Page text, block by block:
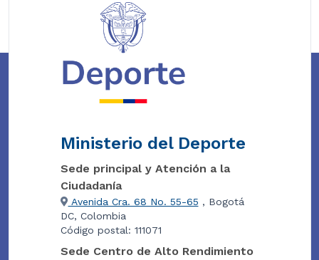
Ministerio del Deporte
Sede principal y Atención a la
Ciudadanía
Avenida Cra. 68 No. 55-65 , Bogotá
DC, Colombia
Código postal: 111071
Sede Centro de Alto Rendimiento